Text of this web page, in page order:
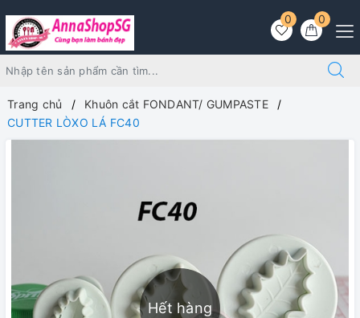
0
0
Trang chủ
Khuôn cắt FONDANT/ GUMPASTE
CUTTER LÒXO LÁ FC40
Hết hàng